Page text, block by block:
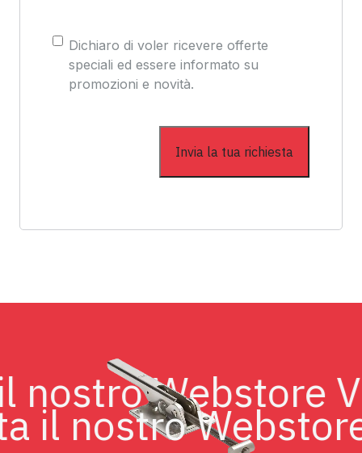
Consenso
Dichiaro di voler ricevere offerte
speciali ed essere informato su
promozioni e novità.
il nostro
nostro Webstore